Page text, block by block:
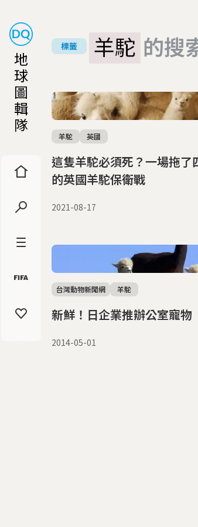
地
球
圖
輯
隊
標籤 羊駝 的搜
這隻羊駝必須死？一場拖了
的英國羊駝保衛戰
羊駝 英國
2021-08-17
新鮮！日企業推辦公室寵物
台灣動物新聞網 羊駝
2014-05-01